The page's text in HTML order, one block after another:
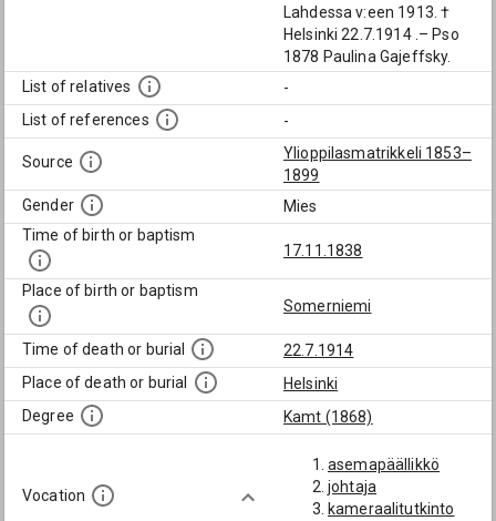
Lahdessa v:een 1913. †
Helsinki 22.7.1914 .– Pso
1878 Paulina Gajeffsky.
List of relatives
-
List of references
-
Source
Ylioppilasmatrikkeli 1853–
1899
Gender
Mies
Time of birth or baptism
17.11.1838
Place of birth or baptism
Somerniemi
Time of death or burial
22.7.1914
Place of death or burial
Helsinki
Degree
Kamt (1868)
Vocation
asemapäällikkö
johtaja
kameraalitutkinto